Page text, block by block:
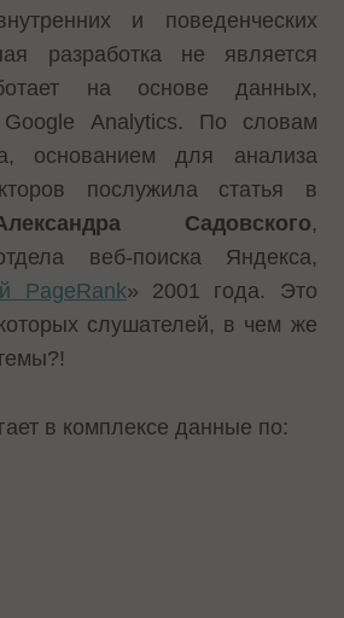
и поведенческих
разработка не является
на основе данных,
Analytics. По словам
основанием для анализа
послужила статья в
Садовского,
веб-поиска Яндекса,
PageRank» 2001 года. Это
слушателей, в чем же
в комплексе данные по: